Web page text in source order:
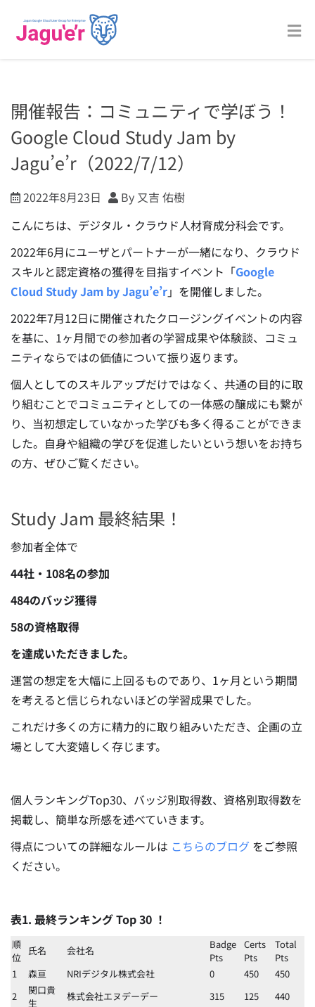
開催報告：コミュニティで学ぼう！
Google Cloud Study Jam by
Jagu’e’r（2022/7/12）
2022年8月23日
By 又吉 佑樹
こんにちは、デジタル・クラウド人材育成分科会です。
2022年6月にユーザとパートナーが一緒になり、クラウド
スキルと認定資格の獲得を目指すイベント「Google
Cloud Study Jam by Jagu’e’r」を開催しました。
2022年7月12日に開催されたクロージングイベントの内容
を基に、1ヶ月間での参加者の学習成果や体験談、コミュ
ニティならではの価値について振り返ります。
個人としてのスキルアップだけではなく、共通の目的に取
り組むことでコミュニティとしての一体感の醸成にも繋が
り、当初想定していなかった学びも多く得ることができま
した。自身や組織の学びを促進したいという想いをお持ち
の方、ぜひご覧ください。
Study Jam 最終結果！
参加者全体で
44社・108名の参加
484のバッジ獲得
58の資格取得
を達成いただきました。
運営の想定を大幅に上回るものであり、1ヶ月という期間
を考えると信じられないほどの学習成果でした。
これだけ多くの方に精力的に取り組みいただき、企画の立
場として大変嬉しく存じます。
個人ランキングTop30、バッジ別取得数、資格別取得数を
掲載し、簡単な所感を述べていきます。
得点についての詳細なルールは こちらのブログ をご参照
ください。
表1. 最終ランキング Top 30 ！
順
位
氏名 会社名
Badge
Pts
Certs
Pts
Total
Pts
1
森亘 NRIデジタル株式会社 0 450
450
2
関口貴
生
株式会社エヌデーデー 315 125 440